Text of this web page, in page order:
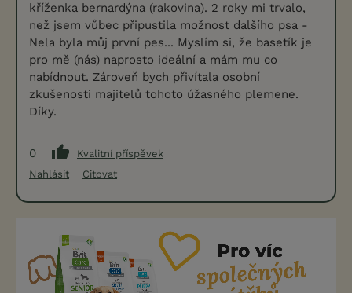
kříženka bernardýna (rakovina). 2 roky mi trvalo,
než jsem vůbec připustila možnost dalšího psa -
Nela byla můj první pes... Myslím si, že basetík je
pro mě (nás) naprosto ideální a mám mu co
nabídnout. Zároveň bych přivítala osobní
zkušenosti majitelů tohoto úžasného plemene.
Díky.
0
Kvalitní příspěvek
Nahlásit
Citovat